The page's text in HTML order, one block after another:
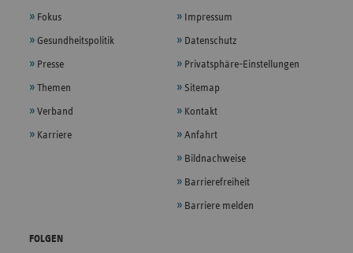
Fokus
Gesundheitspolitik
Presse
Themen
Verband
Karriere
Impressum
Datenschutz
Privatsphäre-Einstellungen
Sitemap
Kontakt
Anfahrt
Bildnachweise
Barrierefreiheit
Barriere melden
FOLGEN